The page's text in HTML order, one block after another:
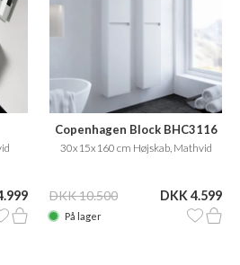
Copenhagen Block BHC3116
30x15x160 cm Højskab, Mathvid
DKK 10.500 DKK 4.599
På lager